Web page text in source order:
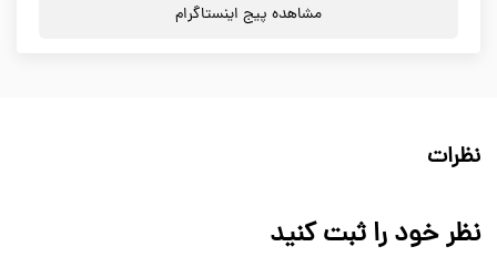
مشاهده پیج اینستاگرام
نظرات
نظر خود را ثبت کنید